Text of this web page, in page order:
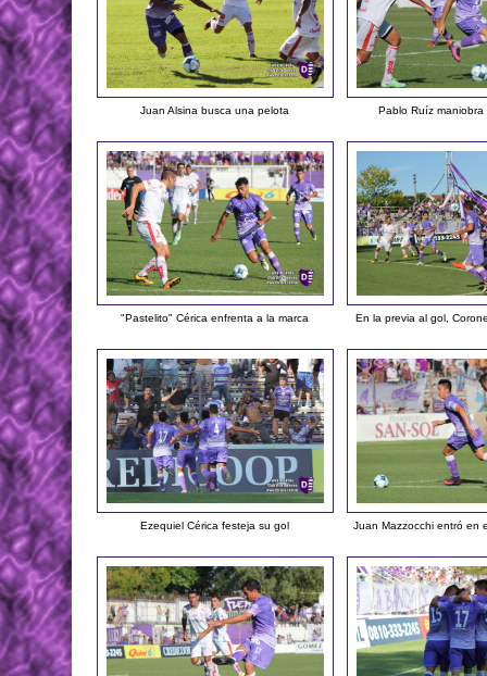
Juan Alsina busca una pelota Pablo Ruíz
"Pastelito" Cérica enfrenta a la marca En la previa al gol,
Ezequiel Cérica festeja su gol Juan Mazzocchi entró en